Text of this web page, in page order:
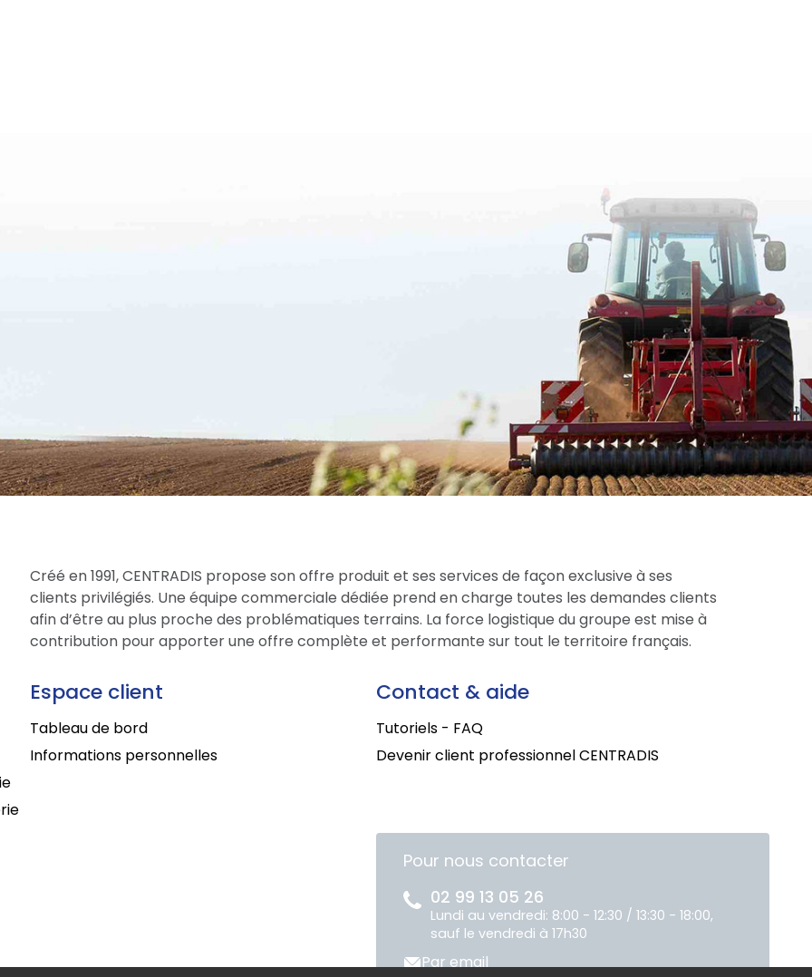
Créé en 1991, CENTRADIS propose son offre produit et ses services de façon exclusive à ses
clients privilégiés. Une équipe commerciale dédiée prend en charge toutes les demandes clients
afin d’être au plus proche des problématiques terrains. La force logistique du groupe est mise à
contribution pour apporter une offre complète et performante sur tout le territoire français.
Espace client
Tableau de bord
Informations personnelles
Contact & aide
Tutoriels - FAQ
Devenir client professionnel CENTRADIS
Pour nous contacter
02 99 13 05 26
Lundi au vendredi: 8:00 - 12:30 / 13:30 - 18:00,
sauf le vendredi à 17h30
Par email